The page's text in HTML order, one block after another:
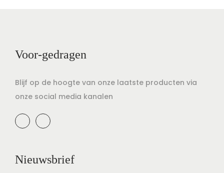
Voor-gedragen
Blijf op de hoogte van onze laatste producten via
onze social media kanalen
Nieuwsbrief